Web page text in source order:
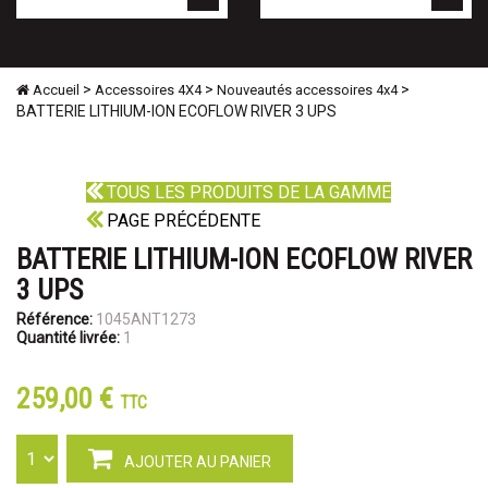
Accueil > Accessoires 4X4> Nouveautés accessoires 4x4>
BATTERIE LITHIUM-ION ECOFLOW RIVER 3 UPS
TOUS LES PRODUITS DE LA GAMME
PAGE PRÉCÉDENTE
BATTERIE LITHIUM-ION ECOFLOW RIVER
3 UPS
Référence: 1045ANT1273
Quantité livrée: 1
259,00 € TTC
AJOUTER AU PANIER